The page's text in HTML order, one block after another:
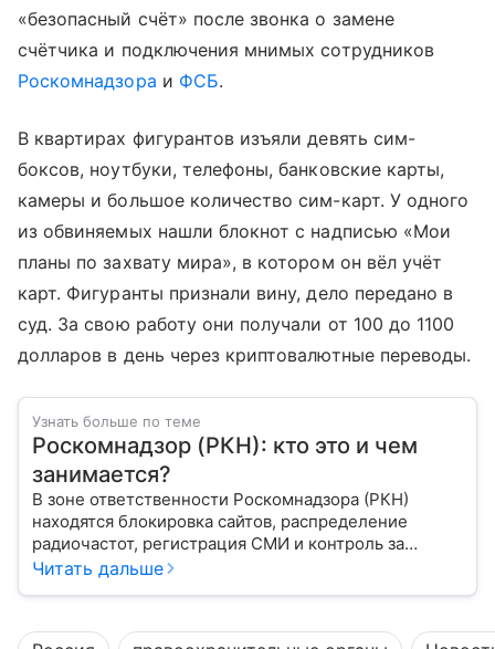
«безопасный счёт» после звонка о замене
счётчика и подключения мнимых сотрудников
Роскомнадзора и ФСБ.
В квартирах фигурантов изъяли девять сим-
боксов, ноутбуки, телефоны, банковские карты,
камеры и большое количество сим-карт. У одного
из обвиняемых нашли блокнот с надписью «Мои
планы по захвату мира», в котором он вёл учёт
карт. Фигуранты признали вину, дело передано в
суд. За свою работу они получали от 100 до 1100
долларов в день через криптовалютные переводы.
Узнать больше по теме
Роскомнадзор (РКН): кто это и чем
занимается?
В зоне ответственности Роскомнадзора (РКН)
находятся блокировка сайтов, распределение
радиочастот, регистрация СМИ и контроль за
защитой персональных данных. Это главный
организация и почему она так важна для каждого
Читать дальше